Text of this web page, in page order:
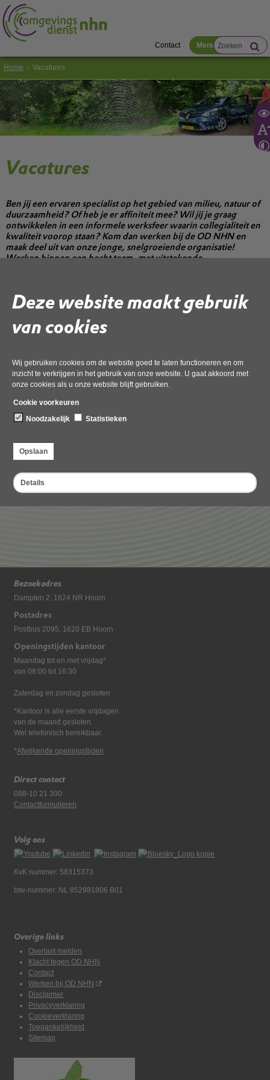
Deze website maakt gebruik
van cookies
Wij gebruiken cookies om de website goed te laten functioneren en om
inzicht te verkrijgen in het gebruik van onze website. U gaat akkoord met
onze cookies als u onze website blijft gebruiken.
Cookie voorkeuren
Noodzakelijk
Statistieken
Opslaan
Details
Contact Menu
Home Vacatures
Vacatures
Ben jij een ervaren specialist op het gebied van milieu, natuur of
duurzaamheid? Of heb je er affiniteit mee? Wil jij je graag
ontwikkelen in een informele werksfeer waarin collegialiteit en
kwaliteit voorop staan? Kom dan werken bij de OD NHN en
maak deel uit van onze jonge, snelgroeiende organisatie!
Werken binnen een hecht team, met uitstekende
Vacatures Omgevingsdienst Noord-Holland Noord
Bezoekadres
Dampten 2, 1624 NR Hoorn
Postadres
Postbus 2095, 1620 EB Hoorn
Openingstijden kantoor
Maandag tot en met vrijdag*
van 08:00 tot 16:30
Zaterdag en zondag gesloten
*Kantoor is alle eerste vrijdagen
van de maand gesloten.
Wel telefonisch bereikbaar.
*Afwijkende openingstijden
Direct contact
088-10 21 300
Contactformulieren
Volg ons
KvK nummer: 58315373
btw-nummer: NL 852981806 B01
Overige links
Overlast melden
Klacht tegen OD NHN
Contact
Werken bij OD NHN
Disclaimer
Privacyverklaring
Cookieverklaring
Toegankelijkheid
Sitemap